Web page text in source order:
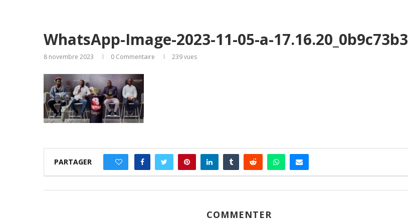
WhatsApp-Image-2023-11-05-a-17.16.20_0b9c73b3
8 novembre 2023 0 Commentaire 239vues
PARTAGER
COMMENTER